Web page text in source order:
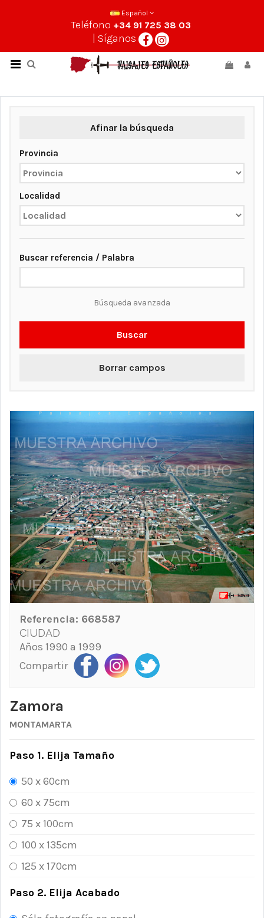
Español
Teléfono +34 91 725 38 03
| Síganos
Afinar la búsqueda
Provincia
Localidad
Buscar referencia / Palabra
Búsqueda avanzada
Buscar
Borrar campos
Referencia: 668587
CIUDAD
Años 1990 a 1999
Compartir
Zamora
MONTAMARTA
Paso 1. Elija Tamaño
50 x 60cm
60 x 75cm
75 x 100cm
100 x 135cm
125 x 170cm
Paso 2. Elija Acabado